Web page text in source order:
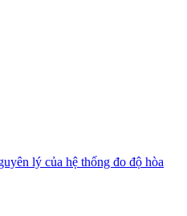
lý của hệ thống đo độ hòa